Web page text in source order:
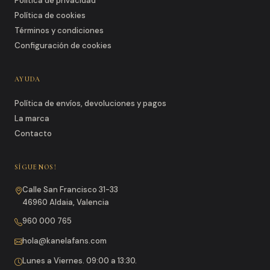
Política de cookies
Términos y condiciones
Configuración de cookies
AYUDA
Política de envíos, devoluciones y pagos
La marca
Contacto
SÍGUENOS!
Calle San Francisco 31-33
46960 Aldaia, Valencia
960 000 765
hola@kanelafans.com
Lunes a Viernes. 09:00 a 13:30.